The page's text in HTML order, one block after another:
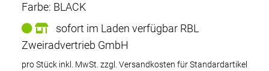
Farbe: BLACK
sofort im Laden verfügbar RBL
Zweiradvertrieb GmbH
pro Stück inkl. MwSt. zzgl. Versandkosten für Standardartikel